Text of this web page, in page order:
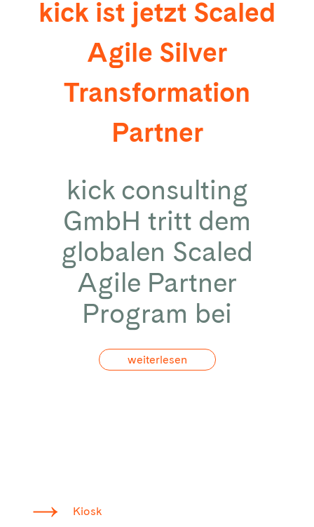
kick ist jetzt Scaled
Agile Silver
Transformation
Partner
kick consulting
GmbH tritt dem
globalen Scaled
Agile Partner
Program bei
weiterlesen
Kiosk